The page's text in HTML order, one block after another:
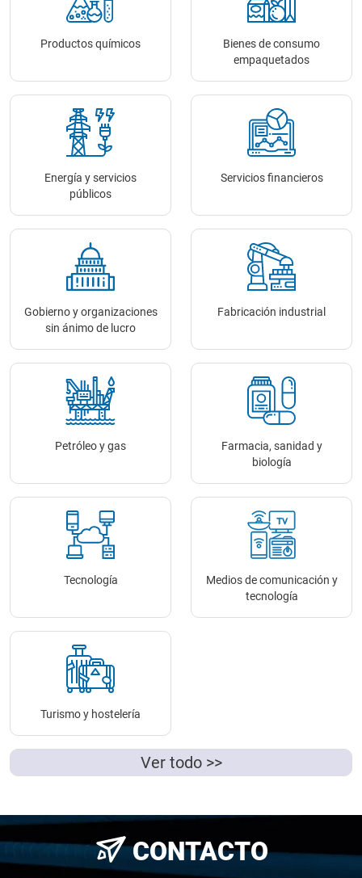
Productos químicos
Bienes de consumo
empaquetados
Energía y servicios
públicos
Servicios financieros
Gobierno y organizaciones
sin ánimo de lucro
Fabricación industrial
Petróleo y gas
Farmacia, sanidad y
biología
Tecnología
Medios de comunicación y
tecnología
Turismo y hostelería
Ver todo >>
CONTACTO